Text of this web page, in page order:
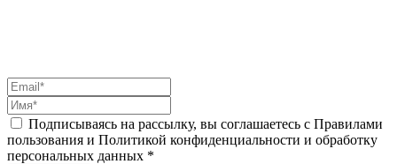
Подписываясь на рассылку, вы соглашаетесь с Правилами
пользования и Политикой конфиденциальности и обработку
персональных данных *